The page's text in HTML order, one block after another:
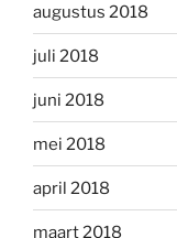
augustus 2018
juli 2018
juni 2018
mei 2018
april 2018
maart 2018